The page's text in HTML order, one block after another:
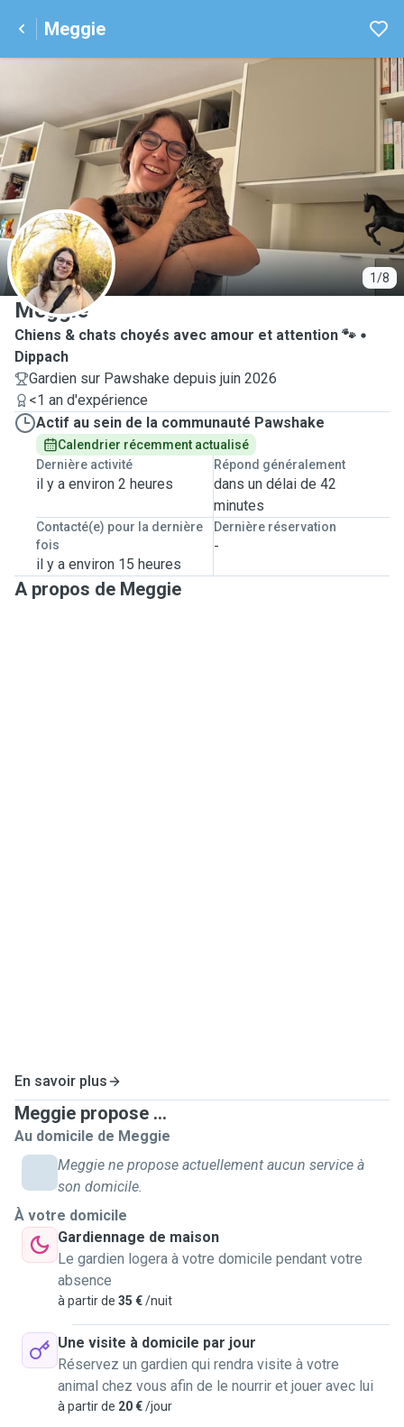
Meggie
1/8
M
Meggie
Chiens & chats choyés avec amour et attention 🐾
Dippach
Gardien sur Pawshake depuis juin 2026
<1 an d'expérience
Actif au sein de la communauté Pawshake
Calendrier récemment actualisé
Dernière activité
il y a environ 2 heures
Répond généralement
dans un délai de 42
minutes
Contacté(e) pour la dernière
fois
il y a environ 15 heures
Dernière réservation
-
A propos de Meggie
En savoir plus
Meggie propose ...
Au domicile de Meggie
Meggie ne propose actuellement aucun service à
son domicile.
À votre domicile
Gardiennage de maison
Le gardien logera à votre domicile pendant votre
absence
à partir de 35 €/nuit
Une visite à domicile par jour
Réservez un gardien qui rendra visite à votre
animal chez vous afin de le nourrir et jouer avec lui
à partir de 20 €/jour